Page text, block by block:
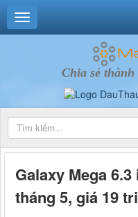
Chia sẻ thành
Galaxy Mega
tháng 5, giá 19